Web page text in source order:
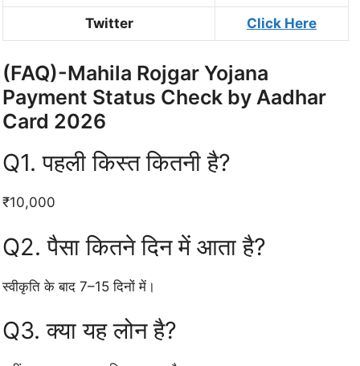
Twitter Click Here
(FAQ)-Mahila Rojgar Yojana
Payment Status Check by Aadhar
Card 2026
Q1. पहली किस्त कितनी है?
₹10,000
Q2. पैसा कितने दिन में आता है?
स्वीकृति के बाद 7–15 दिनों में।
Q3. क्या यह लोन है?